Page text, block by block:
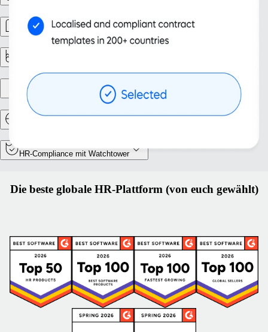
Personalmanagement
Gründung einer Niederlassung
HR-Compliance mit Watchtower
Die beste globale HR-Plattform (von euch gewählt)